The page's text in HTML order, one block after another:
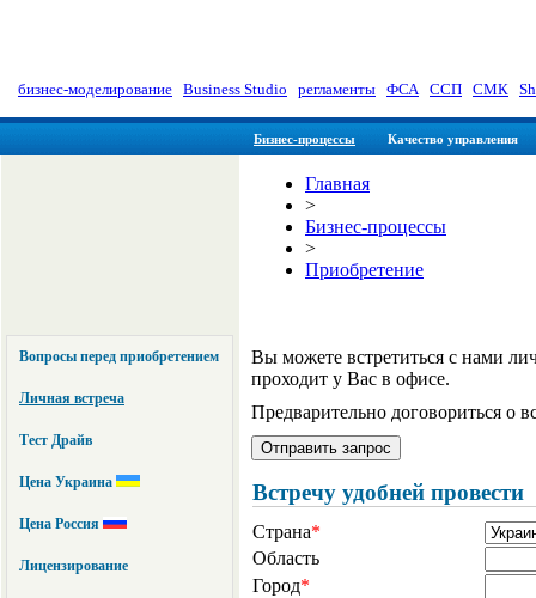
бизнес-моделирование Business Studio регламенты ФСА| ССП СМК
Бизнес-процессы Качество управления
Вопросы перед приобретением
Личная встреча
Тест Драйв
Цена Украина
Цена Россия
Лицензирование
Главная
>
Бизнес-процессы
>
Приобретение
Вы можете встретиться с нами
проходит у Вас в офисе.
Предварительно договориться о
Встречу удобней провести
Страна*
Область
Город*